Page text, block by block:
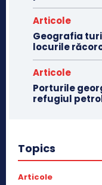
Articole
Geografia
locurile
Articole
Porturile
refugiul
Topics
Articole